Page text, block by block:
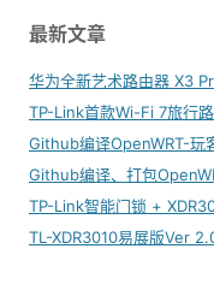
最新文章
华为全新艺术路由器 X3
TP-Link首款Wi-Fi 7旅行
Github编译OpenWRT-玩
Github编译、打包
TP-Link智能门锁 +
TL-XDR3010易展版Ver